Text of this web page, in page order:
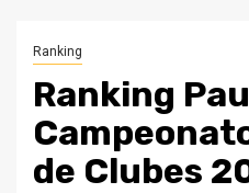
Ranking
Ranking
de Clubes